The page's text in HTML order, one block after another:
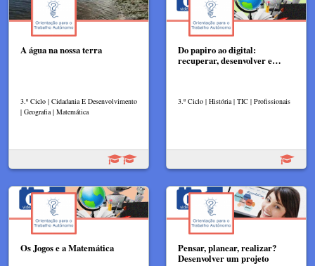
A água na nossa terra
3.º Ciclo | Cidadania E Desenvolvimento
| Geografia | Matemática
Do papiro ao digital:
recuperar, desenvolver e…
3.º Ciclo | História | TIC | Profissionais
Os Jogos e a Matemática
Pensar, planear, realizar?
Desenvolver um projeto